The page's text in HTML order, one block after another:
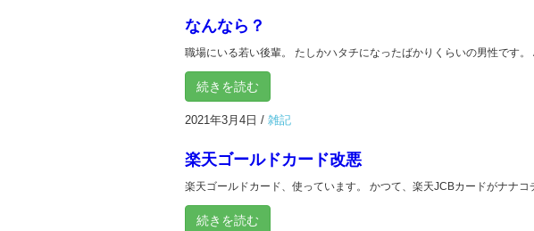
なんなら？
職場にいる若い後輩。 たしかハタチになったばかりくらいの男性です
続きを読む
2021年3月4日 / 雑記
楽天ゴールドカード改悪
楽天ゴールドカード、使っています。 かつて、楽天JCBカードがナナ
続きを読む